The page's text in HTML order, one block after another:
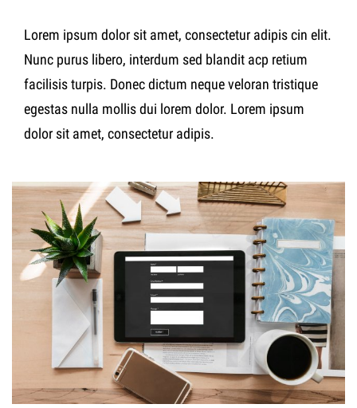
Lorem ipsum dolor sit amet, consectetur adipis cin elit.
Nunc purus libero, interdum sed blandit acp retium
facilisis turpis. Donec dictum neque veloran tristique
egestas nulla mollis dui lorem dolor. Lorem ipsum
dolor sit amet, consectetur adipis.